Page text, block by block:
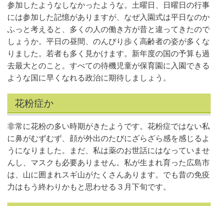
参加したようなしなかったような。土曜日、日曜日の行事
には参加した記憶がありますが、なぜ入園式は平日なのか
ふっと考えると、多くの人の働き方が昔と違ってきたので
しょうか。平日の昼間、のんびり歩く高齢者の姿が多くな
りました。若者も多く見かけます。新年度の国の予算も過
去最大とのこと。すべての待機児童が保育園に入園できる
ような国に早くなれる政治に期待しましょう。
花粉症か
非常に花粉の多い時期がきたようです。花粉症ではない私
に鼻がむずむず、顔が外出のたびにざらざら感を感じるよ
うになりました。まだ、私は薬のお世話にはなっていませ
んし、マスクも必要ありません。私が生まれ育った広島市
は、山に囲まれスギ山がたくさんあります。でも昔の免疫
力はもう終わりかもと思わせる３月下旬です。